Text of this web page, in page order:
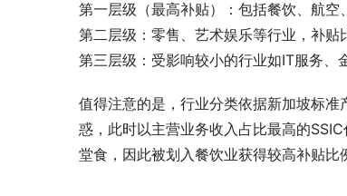
第一层级（最高补贴）：包括餐饮、航空
第二层级：零售、艺术娱乐等行业，补贴
第三层级：受影响较小的行业如IT服务、
值得注意的是，行业分类依据新加坡标
惑，此时以主营业务收入占比最高的
堂食，因此被划入餐饮业获得较高补贴比